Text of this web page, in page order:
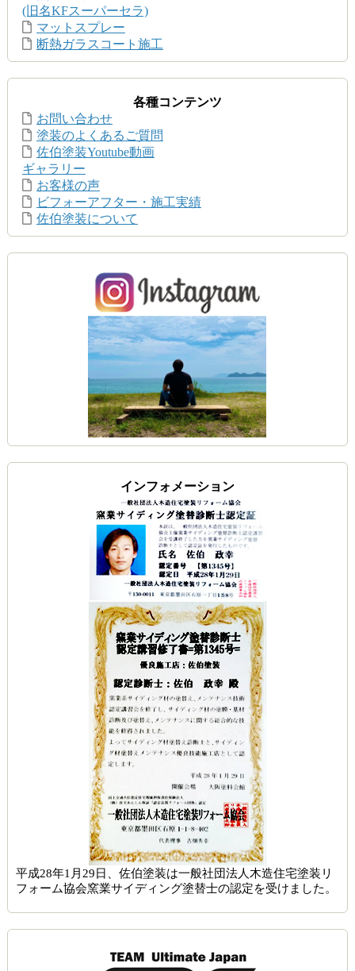
(旧名KFスーパーセラ)
マットスプレー
断熱ガラスコート施工
各種コンテンツ
お問い合わせ
塗装のよくあるご質問
佐伯塗装Youtube動画
ギャラリー
お客様の声
ビフォーアフター・施工実績
佐伯塗装について
インフォメーション
平成28年1月29日、佐伯塗装は一般社団法人木造住宅塗装リ
フォーム協会窯業サイディング塗替士の認定を受けました。